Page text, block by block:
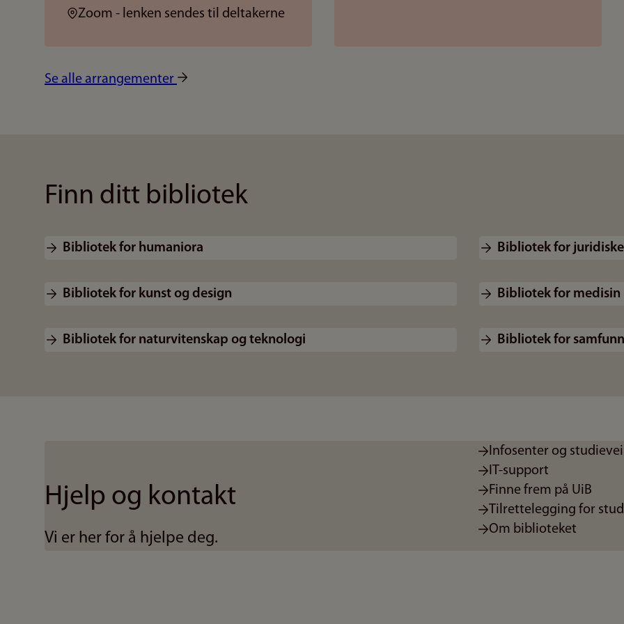
Sted:
Zoom - lenken sendes til deltakerne
Se alle arrangementer
Finn ditt bibliotek
Bibliotek for humaniora Bibliotek for
Bibliotek for kunst og design Bibliotek for medisin
Bibliotek for naturvitenskap og teknologi Bibliotek for
Hjelp og kontakt
Vi er her for å hjelpe deg.
Infosenter og
IT-support
Finne frem på UiB
Tilrettelegging for
Om biblioteket